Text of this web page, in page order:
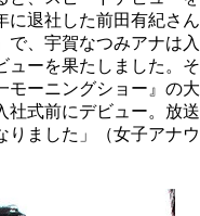
に退社した前田有紀さん
で、宇賀なつみアナは入
ューを果たしました。そ
モーニングショー』の大
社式前にデビュー。放送
りました」（女子アナウ